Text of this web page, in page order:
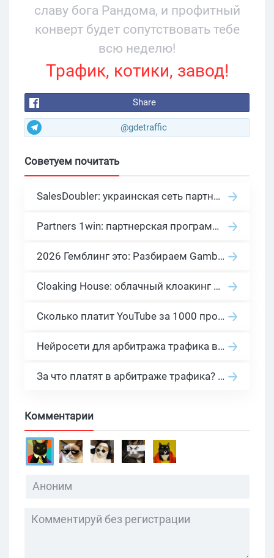
славу бога Рандома, и профитный
конверт будет сопутствовать тебе
всю неделю!
Трафик, котики, завод!
Share
@gdetraffic
Советуем почитать
SalesDoubler: украинская сеть партнерских программ с оплатой за действие
Partners 1win: партнерская программа казино в нише гемблинг арбитраж
2026 Гемблинг это: Разбираем Gambling вертикаль, и все что связано с гемблинг и беттинг офферами
Cloaking House: облачный клоакинг для фильтрации ботов FB и Google Ads — гайд PHP-интеграции 2026
Сколько платит YouTube за 1000 просмотров в 2026: реальные цифры от 0.5 до 36 USD по ГЕО
Нейросети для арбитража трафика в 2026: инструменты, кейсы и AI-медиабайеры
За что платят в арбитраже трафика? 30 моделей оплаты в бурж и СНГ партнерках
Комментарии